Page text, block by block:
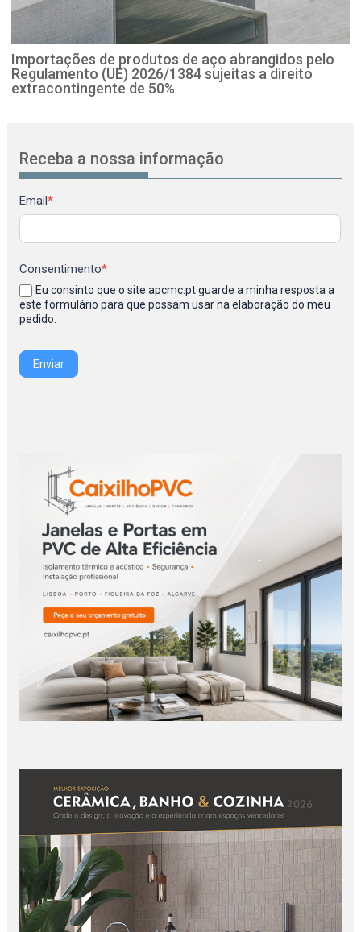
Importações de produtos de aço abrangidos pelo
Regulamento (UE) 2026/1384 sujeitas a direito
extracontingente de 50%
Receba a nossa informação
Newsletter
Email*
Consentimento*
Eu consinto que o site apcmc.pt guarde a minha resposta a
este formulário para que possam usar na elaboração do meu
pedido.
Enviar